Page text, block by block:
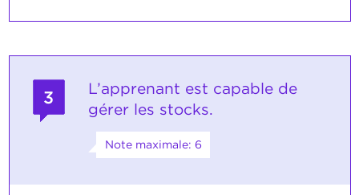
3
L’apprenant est capable de
gérer les stocks.
Note maximale: 6